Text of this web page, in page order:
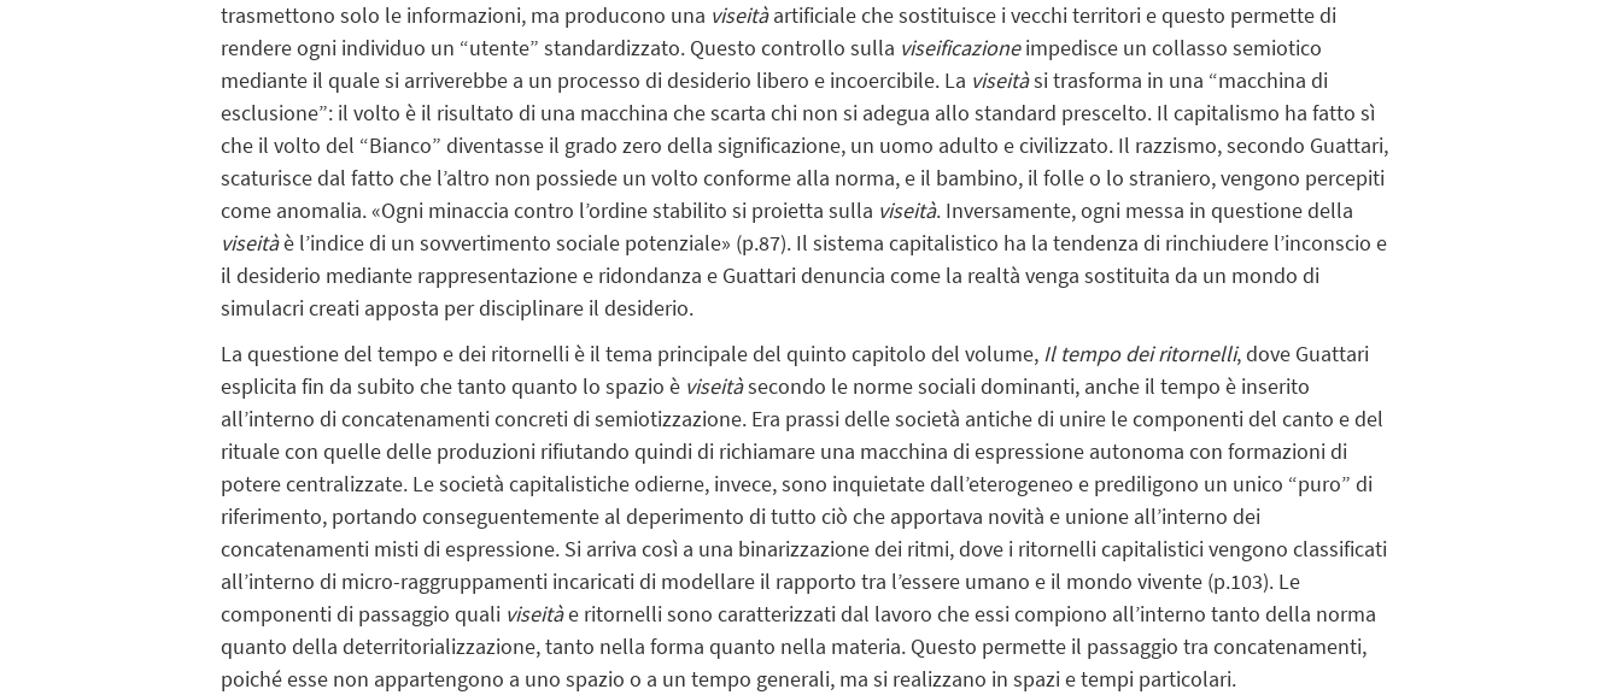
trasmettono solo le informazioni, ma producono una viseitàartificiale che sostituisce i vecchi territorie questo permette di
rendere ogni individuo un “utente” standardizzato. Questo controllo sulla viseificazioneimpedisce un collasso semiotico
mediante il quale si arriverebbe a un processo di desiderio libero e incoercibile. La viseitàsi trasforma in una “macchina di
esclusione”: il volto è il risultato di una macchina che scarta chi non si adegua allo standard prescelto. Il capitalismo ha fatto sì
che il volto del “Bianco” diventasse il grado zero della significazione, un uomo adulto e civilizzato. Il razzismo, secondo Guattari,
scaturisce dal fatto che l’altro non possiede un volto conforme alla norma, e il bambino, il folle o lo straniero, vengono percepiti
come anomalia. «Ogni minaccia contro l’ordine stabilito si proietta sulla viseità. Inversamente, ogni messa in questione della
viseitàè l’indice di un sovvertimento sociale potenziale» (p.87). Il sistema capitalistico ha la tendenza di rinchiudere l’inconscio e
il desiderio mediante rappresentazione e ridondanza e Guattari denuncia come la realtà venga sostituita da un mondo di
simulacri creati apposta per disciplinare il desiderio.
La questione del tempo e dei ritornelli è il tema principale del quinto capitolo del volume, Il tempo dei ritornelli, dove Guattari
esplicita fin da subito che tanto quanto lo spazio è viseitàsecondo le norme sociali dominanti, anche il tempo è inserito
all’interno di concatenamenti concreti di semiotizzazione. Era prassi delle società antiche di unire le componenti del canto e del
rituale con quelle delle produzioni rifiutando quindi di richiamare una macchina di espressione autonoma con formazioni di
potere centralizzate. Le società capitalistiche odierne, invece, sono inquietate dall’eterogeneo e prediligono un unico “puro” di
riferimento, portando conseguentemente al deperimento di tutto ciò che apportava novità e unione all’interno dei
concatenamenti misti di espressione. Si arriva così a una binarizzazione dei ritmi, dove i ritornelli capitalistici vengono classificati
all’interno di micro-raggruppamenti incaricati di modellare il rapporto tra l’essere umano e il mondo vivente (p.103). Le
componenti di passaggio quali viseitàe ritornelli sono caratterizzati dal lavoro che essi compiono all’interno tanto della norma
quanto della deterritorializzazione, tanto nella forma quanto nella materia. Questo permette il passaggio tra concatenamenti,
poiché esse non appartengono a uno spazio o a un tempo generali, ma si realizzano in spazi e tempi particolari.